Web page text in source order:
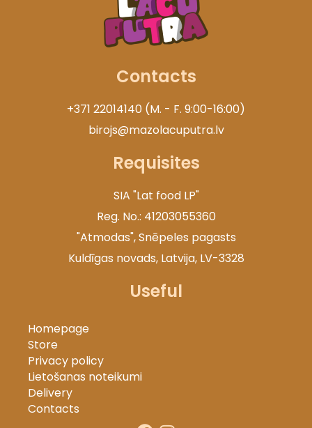
Contacts
+371 22014140 (M. - F. 9:00-16:00)
birojs@mazolacuputra.lv
Requisites
SIA "Lat food LP"
Reg. No.: 41203055360
"Atmodas", Snēpeles pagasts
Kuldīgas novads, Latvija, LV-3328
Useful
Homepage
Store
Privacy policy
Lietošanas noteikumi
Delivery
Contacts